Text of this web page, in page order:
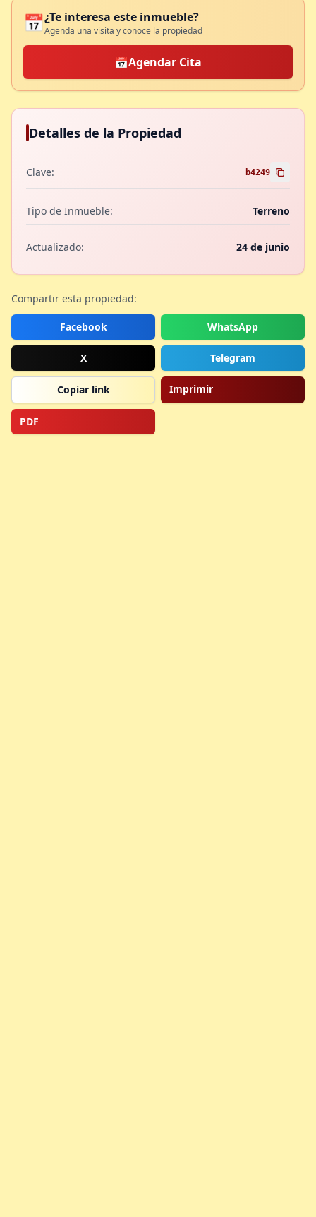
📅¿Te interesa este inmueble?
Agenda una visita y conoce la propiedad
📅Agendar Cita
Detalles de la Propiedad
Clave: b4249
Tipo de Inmueble: Terreno
Actualizado: 24 de junio
Compartir esta propiedad:
Facebook WhatsApp
X Telegram
Copiar link Imprimir
PDF